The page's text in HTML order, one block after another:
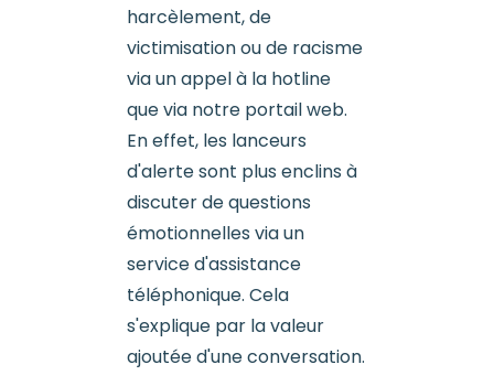
harcèlement, de
victimisation ou de racisme
via un appel à la hotline
que via notre portail web.
En effet, les lanceurs
d'alerte sont plus enclins à
discuter de questions
émotionnelles via un
service d'assistance
téléphonique. Cela
s'explique par la valeur
ajoutée d'une conversation.